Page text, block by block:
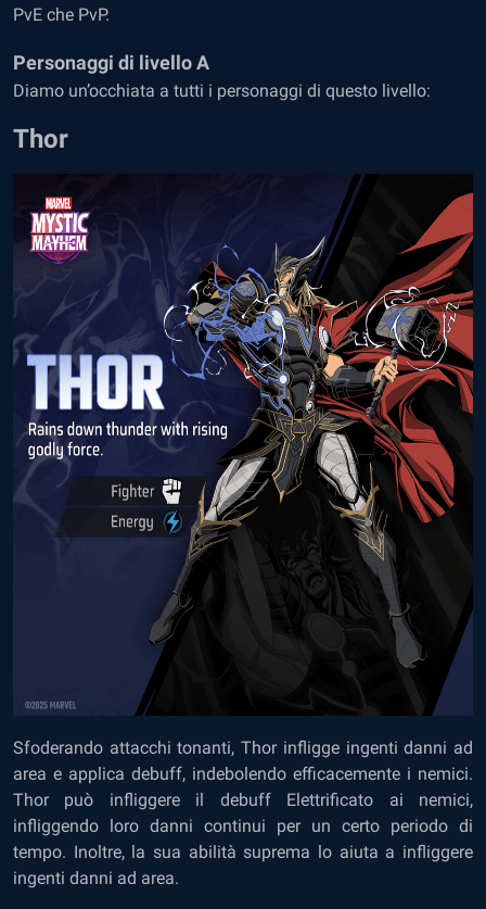
PvE che PvP.
Personaggi di livello A
Diamo un’occhiata a tutti i personaggi di questo livello:
Thor
Sfoderando attacchi tonanti, Thor infligge ingenti danni ad
area e applica debuff, indebolendo efficacemente i nemici.
Thor può infliggere il debuff Elettrificato ai nemici,
infliggendo loro danni continui per un certo periodo di
tempo. Inoltre, la sua abilità suprema lo aiuta a infliggere
ingenti danni ad area.